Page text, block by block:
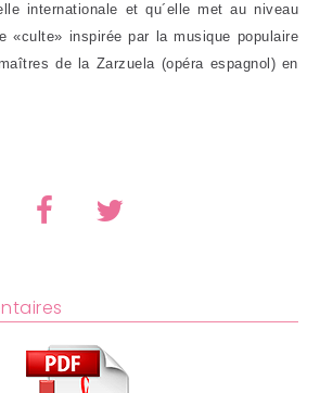
internationale et qu´elle met au niveau
«culte» inspirée par la musique populaire
de la Zarzuela (opéra espagnol) en